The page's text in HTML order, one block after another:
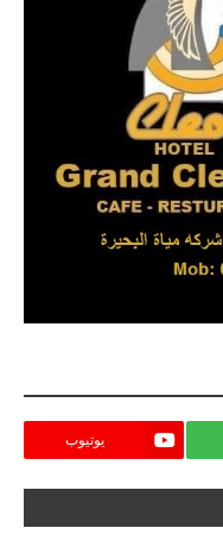
يوتيوب